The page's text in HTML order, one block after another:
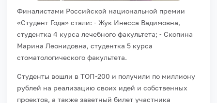
Финалистами Российской национальной премии
«Студент Года» стали: ⁃ Жук Инесса Вадимовна,
студентка 4 курса лечебного факультета; ⁃ Скопина
Марина Леонидовна, студентка 5 курса
стоматологического факультета.
Студенты вошли в ТОП-200 и получили по миллиону
рублей на реализацию своих идей и собственных
проектов, а также заветный билет участника